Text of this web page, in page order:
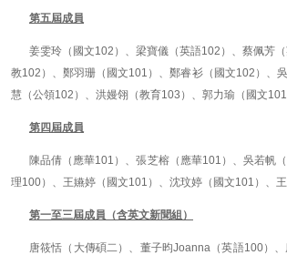
第五屆成員
姜雯玲（國文102）、梁寶儀（英語102）、蔡佩芳
教102）、鄭羽珊（國文101）、鄭睿衫（國文102）、
慧（公領102）、洪嫚翎（教育103）、郭力瑜（國文101
第四屆成員
陳品倩（應華101）、張芝榕（應華101）、吳若帆
理100）、王嬿婷（國文101）、沈玟婷（國文101）、
第一至三屆成員（含英文新聞組）
唐筱恬（大傳碩二）、董子昀Joanna（英語100）